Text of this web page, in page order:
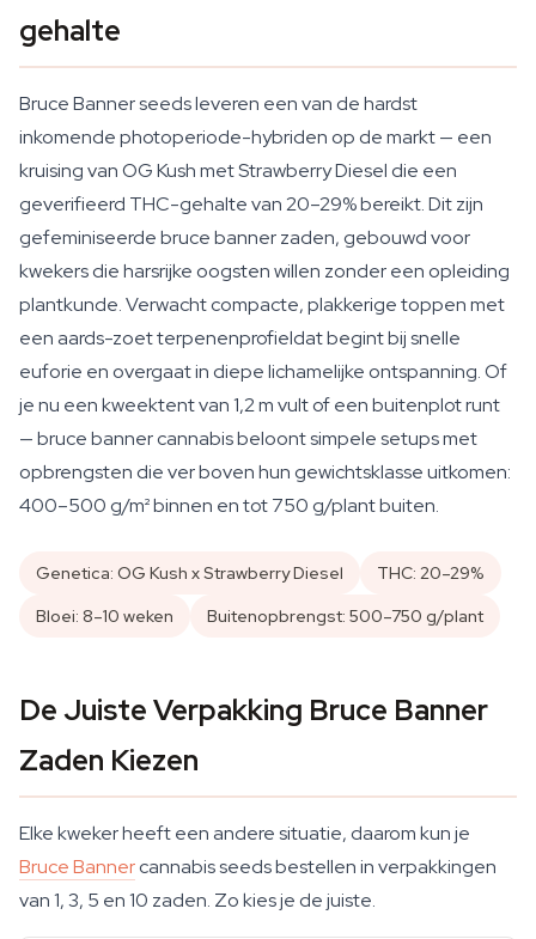
gehalte
Bruce Banner seeds leveren een van de hardst
inkomende photoperiode-hybriden op de markt — een
kruising van OG Kush met Strawberry Diesel die een
geverifieerd THC-gehalte van 20–29% bereikt. Dit zijn
gefeminiseerde bruce banner zaden, gebouwd voor
kwekers die harsrijke oogsten willen zonder een opleiding
plantkunde. Verwacht compacte, plakkerige toppen met
een aards-zoet terpenenprofieldat begint bij snelle
euforie en overgaat in diepe lichamelijke ontspanning. Of
je nu een kweektent van 1,2 m vult of een buitenplot runt
— bruce banner cannabis beloont simpele setups met
opbrengsten die ver boven hun gewichtsklasse uitkomen:
400–500 g/m² binnen en tot 750 g/plant buiten.
Genetica: OG Kush x Strawberry Diesel
THC: 20–29%
Bloei: 8–10 weken
Buitenopbrengst: 500–750 g/plant
De Juiste Verpakking Bruce Banner
Zaden Kiezen
Elke kweker heeft een andere situatie, daarom kun je
Bruce Bannercannabis seeds bestellen in verpakkingen
van 1, 3, 5 en 10 zaden. Zo kies je de juiste.